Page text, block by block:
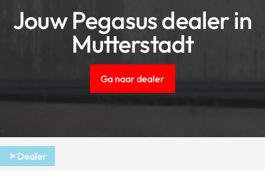
Jouw Pegasus dealer in
Mutterstadt
Ga naar dealer
Dealer